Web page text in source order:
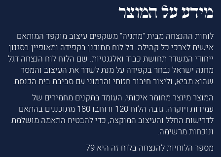
מידע על המוצר
לוחות ההנצחה מבית "מתניה" משקפים עיצוב מוקפד המותאם
אישית לצרכי כל קהילה. כל לוח מתוכנן בקפידה ומאופיין בסגנון
ייחודי המשדר תחושת כבוד ואלגנטיות. שם הלוח לוח הנצחה דגל
מחנה ישראל נבחר בקפידה על מנת לשדר את העיצוב והמסר
שהוא מביא, וליצור חיבור חזותי והרמוני עם סביבת בית הכנסת.
המוצר מיוצר מחומר איכותי, העומד בתקנים מחמירים של
עמידות ויוקרה. גובה הלוח 120 ורוחבו 180 מתוכננים בהתאם
לדרישות החלל והעיצוב המוקצה, כדי להבטיח התאמה מושלמת
ונוכחות מרשימה.
מספר הלוחיות להנצחה בלוח זה היא 79